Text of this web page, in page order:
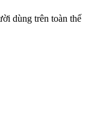
dùng trên toàn thế